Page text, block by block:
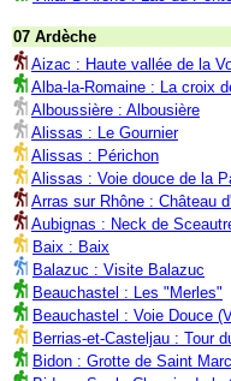
07 Ardèche
Aizac : Haute vallée de la
Alba-la-Romaine : La croix
Alboussière : Albousière
Alissas : Le Gournier
Alissas : Périchon
Alissas : Voie douce de la
Arras sur Rhône : Château
Aubignas : Neck de
Baix : Baix
Balazuc : Visite Balazuc
Beauchastel : Les "Merles"
Beauchastel : Voie Douce
Berrias-et-Casteljau : Tour
Bidon : Grotte de Saint